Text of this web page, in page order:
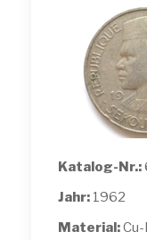
Katalog-Nr.:
Jahr: 1962
Material:Cu-